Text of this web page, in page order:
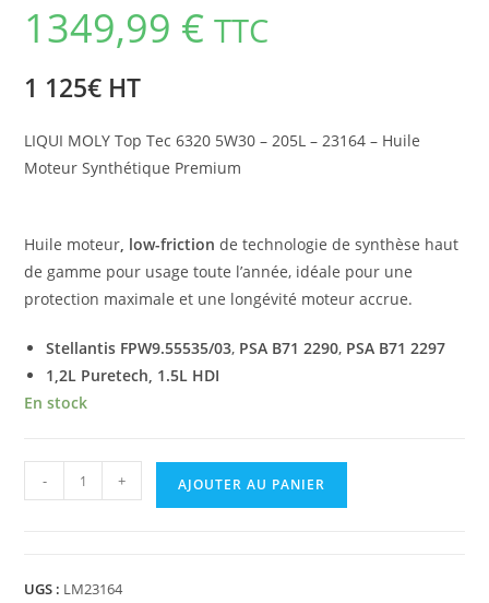
1349,99 € TTC
1 125€ HT
LIQUI MOLY Top Tec 6320 5W30 – 205L – 23164 – Huile
Moteur Synthétique Premium
Huile moteur, low-friction de technologie de synthèse haut
de gamme pour usage toute l’année, idéale pour une
protection maximale et une longévité moteur accrue.
Stellantis FPW9.55535/03, PSA B71 2290, PSA B71 2297
1,2L Puretech, 1.5L HDI
En stock
- + AJOUTER AU PANIER
UGS : LM23164